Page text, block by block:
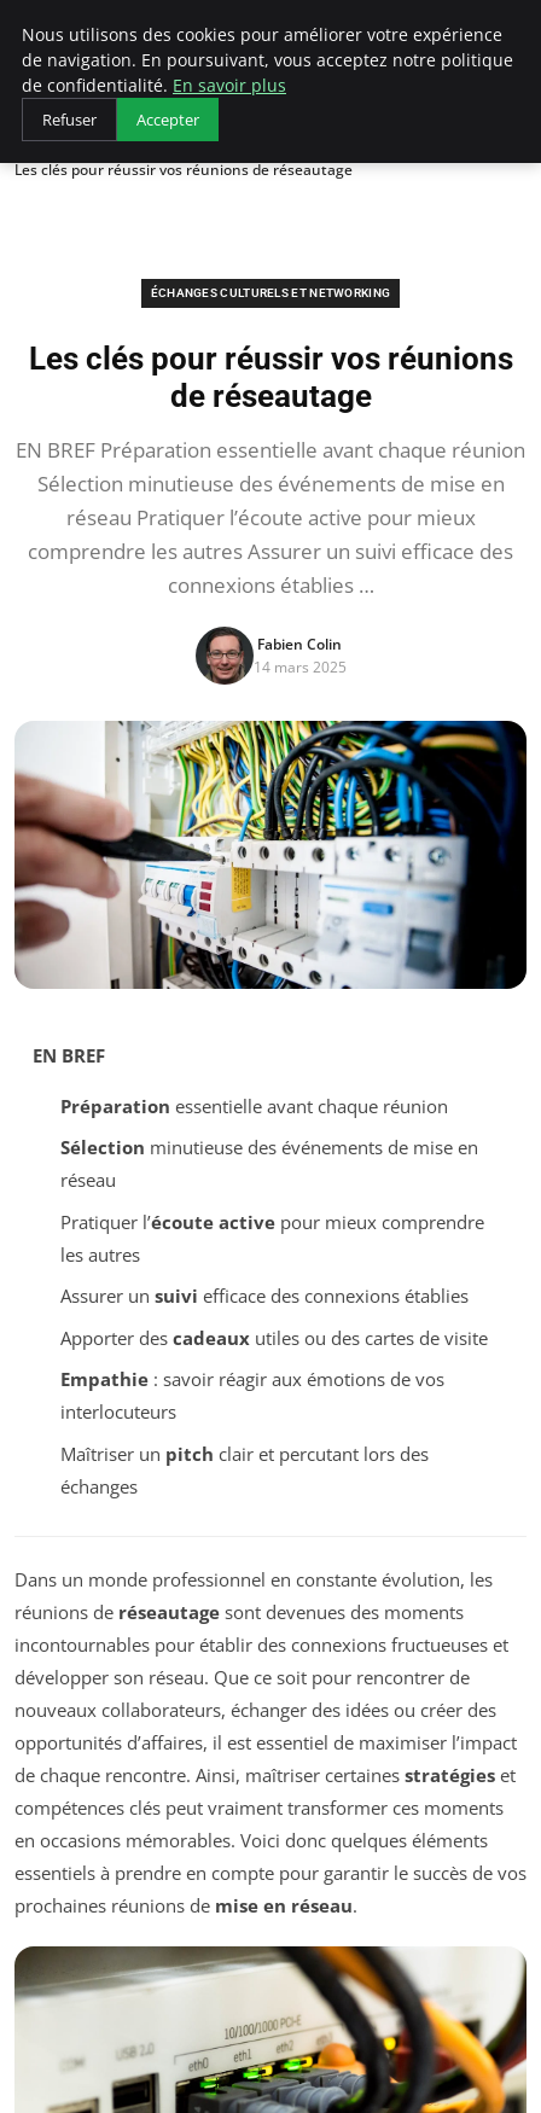
AIESEC France
Accueil
Échanges Culturels et Networking
Les clés pour réussir vos réunions de réseautage
ÉCHANGES CULTURELS ET NETWORKING
Les clés pour réussir vos réunions
de réseautage
EN BREF Préparation essentielle avant chaque réunion
Sélection minutieuse des événements de mise en
réseau Pratiquer l’écoute active pour mieux
comprendre les autres Assurer un suivi efficace des
connexions établies …
Fabien Colin
14 mars 2025
EN BREF
Préparation essentielle avant chaque réunion
Sélection minutieuse des événements de mise en
réseau
Pratiquer l’écoute activepour mieux comprendre
les autres
Assurer un suivi efficace des connexions établies
Apporter des cadeauxutiles ou des cartes de visite
Empathie: savoir réagir aux émotions de vos
interlocuteurs
Maîtriser un pitch clair et percutant lors des
échanges
Dans un monde professionnel en constante évolution, les
réunions de réseautage sont devenues des moments
incontournables pour établir des connexions fructueuses et
développer son réseau. Que ce soit pour rencontrer de
nouveaux collaborateurs, échanger des idées ou créer des
opportunités d’affaires, il est essentiel de maximiser l’impact
de chaque rencontre. Ainsi, maîtriser certaines stratégies et
compétences clés peut vraiment transformer ces moments
en occasions mémorables. Voici donc quelques éléments
essentiels à prendre en compte pour garantir le succès de vos
prochaines réunions de mise en réseau.
Nous utilisons des cookies pour améliorer votre expérience
de navigation. En poursuivant, vous acceptez notre politique
de confidentialité. En savoir plus
Refuser Accepter